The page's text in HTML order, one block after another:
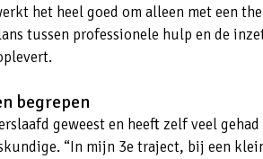
het heel goed om alleen met een
tussen professionele hulp en de
begrepen
geweest en heeft zelf veel
“In mijn 3e traject, bij een